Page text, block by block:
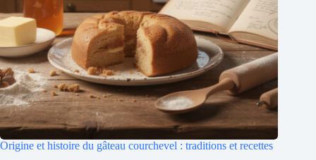
Origine et histoire du gâteau courchevel : traditions et recettes